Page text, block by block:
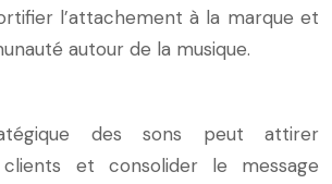
l’attachement à la marque et
autour de la musique.
des sons peut attirer
et consolider le message